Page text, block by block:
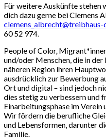
Für weitere Auskünfte stehen
dich dazu gerne bei Clemens
clemens_albrecht@treibhaus-
60 52 974.
People of Color,
und/oder Menschen, die in
näheren Region ihren
ausdrücklich zur Bewerbung
Ort und digital – sind jedoch
dies stetig zu verbessern und
Einarbeitungsphase im
Wir fördern die berufliche
und Lebensformen, darunter
Familie.